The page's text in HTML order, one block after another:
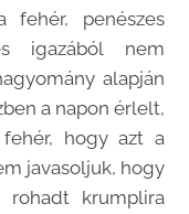
penészes
igazából nem
alapján
a napon érlelt,
hogy azt a
javasoljuk, hogy
krumplira